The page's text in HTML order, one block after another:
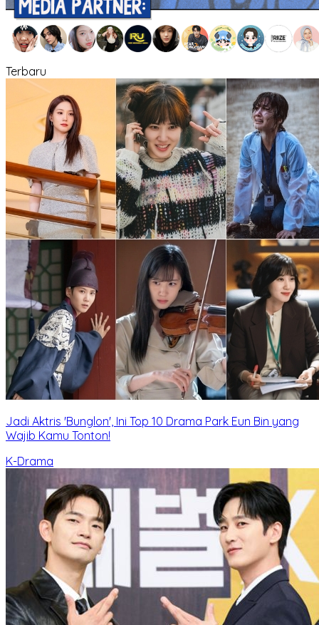
Terbaru
Jadi Aktris 'Bunglon', Ini Top 10 Drama Park Eun Bin yang
Wajib Kamu Tonton!
K-Drama